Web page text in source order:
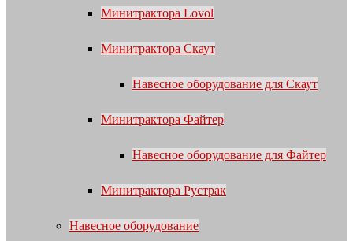
Минитрактора Lovol
Минитрактора Скаут
Навесное оборудование для Скаут
Минитрактора Файтер
Навесное оборудование для Файтер
Минитрактора Рустрак
Навесное оборудование